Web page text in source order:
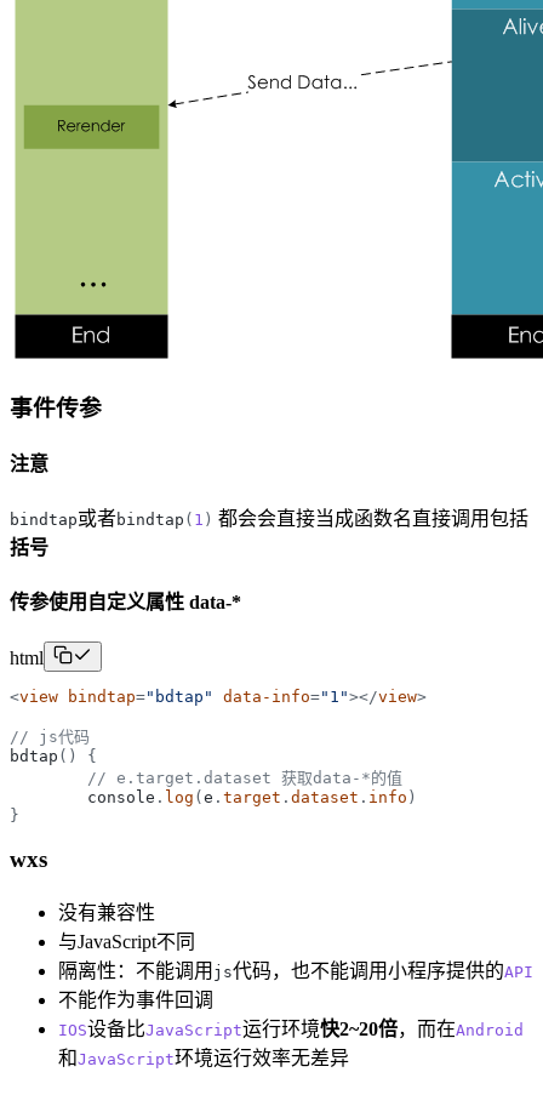
事件传参
注意
bindtap或者bindtap ( 1 ) 都会会直接当成函数名直接调用包括
括号
传参使用自定义属性 data-*
html
<view bindtap=" bdtap " data- info=" 1 "></view>
// js代码
bdtap ( )
{
// e.target.dataset 获取data-*的值
console . log ( e . target . dataset . info )
}
wxs
没有兼容性
与JavaScript不同
隔离性：不能调用 js代码，也不能调用小程序提供的API
不能作为事件回调
IOS设备比JavaScript运行环境快2~20倍，而在Android
和JavaScript环境运行效率无差异